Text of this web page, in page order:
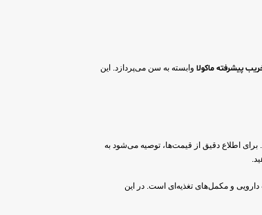
پیشرفته ماکولا وابسته به سن می‌پردازد. این
اطلاع دقیق از قیمت‌ها، توصیه می‌شود به
دارویی و مکمل‌های تغذیه‌ای است. در این